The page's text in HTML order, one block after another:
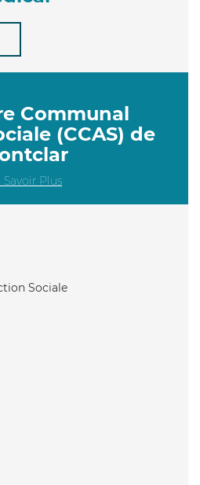
Communal
(CCAS) de
Savoir Plus
Sociale